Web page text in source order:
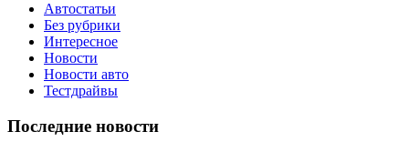
Автостатьи
Без рубрики
Интересное
Новости
Новости авто
Тестдрайвы
Последние новости